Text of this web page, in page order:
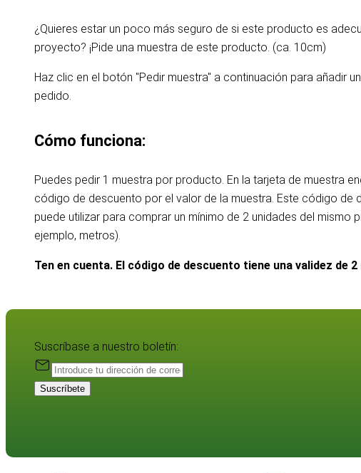
¿Quieres estar un poco más seguro de si este producto es
proyecto? ¡Pide una muestra de este producto. (ca. 10cm)
Haz clic en el botón "Pedir muestra" a continuación para añadir
pedido.
Cómo funciona:
Puedes pedir 1 muestra por producto. En la tarjeta de muestra
código de descuento por el valor de la muestra. Este código de
puede utilizar para comprar un mínimo de 2 unidades del mismo
ejemplo, metros).
Ten en cuenta. El código de descuento tiene una validez de 2
Suscríbase a nuestro boletín:
Suscríbete